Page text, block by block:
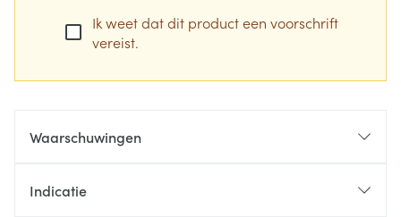
Ik weet dat dit product een voorschrift
vereist.
Waarschuwingen
Indicatie